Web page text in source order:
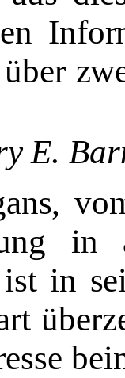
E.
in
ist in